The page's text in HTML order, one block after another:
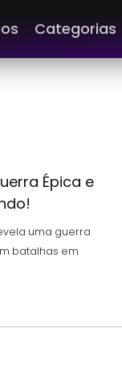
Categorias
Épica e
uma guerra
batalhas em